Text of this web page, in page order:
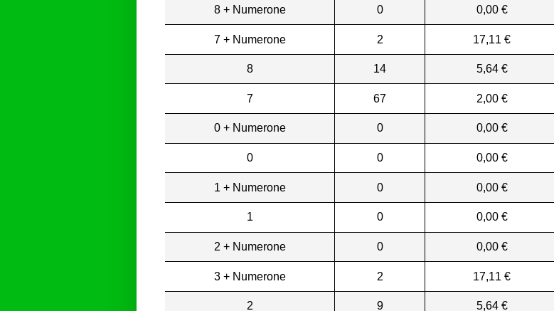
8 + Numerone 0 0,00 €
7 + Numerone 2 17,11 €
8 14 5,64 €
7 67 2,00 €
0 + Numerone 0 0,00 €
0 0 0,00 €
1 + Numerone 0 0,00 €
1 0 0,00 €
2 + Numerone 0 0,00 €
3 + Numerone 2 17,11 €
2 9 5,64 €